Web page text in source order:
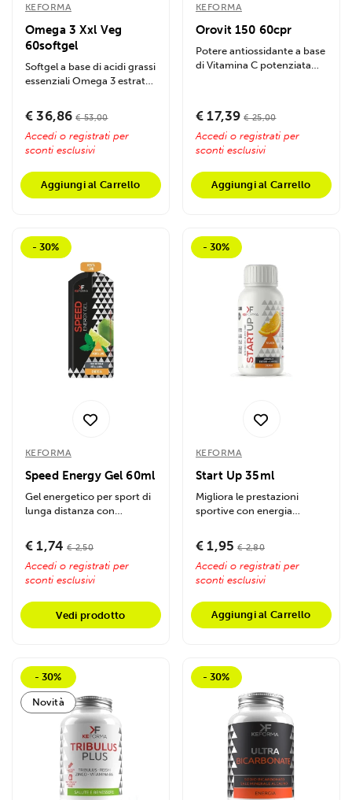
Utilizziamo i cookie per personalizzare contenuti ed
annunci, per fornire funzionalità dei social media e per
analizzare il nostro traffico. Condividiamo inoltre
informazioni sul modo in cui utilizzi il nostro sito con i
nostri partner che si occupano di analisi dei dati web,
con altre informazioni che hai fornito loro o che hanno
raccolto dal tuo utilizzo dei loro servizi.
KEFORMA
Omega 3 Xxl Veg
60softgel
Softgel a base di acidi grassi
essenziali Omega 3 estratti
€ 36,86 € 53,00
Accedi o registrati per
sconti esclusivi
Aggiungi al Carrello
KEFORMA
Orovit 150 60cpr
Potere antiossidante a base
di Vitamina C potenziata
€ 17,39 € 25,00
Accedi o registrati per
sconti esclusivi
Aggiungi al Carrello
- 30%
KEFORMA
Speed Energy Gel 60ml
Gel energetico per sport di
lunga distanza con
caffeina e...
€ 1,74 € 2,50
Accedi o registrati per
sconti esclusivi
Vedi prodotto
- 30%
KEFORMA
Start Up 35ml
Migliora le prestazioni
sportive con energia
carboidrati ed...
€ 1,95 € 2,80
Accedi o registrati per
sconti esclusivi
Aggiungi al Carrello
- 30%
Novità
- 30%